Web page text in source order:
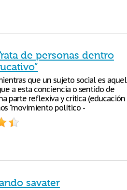
de personas dentro
que un sujeto social es aquel
a esta conciencia o sentido de
parte reflexiva y critica (educación
"movimiento político -
savater